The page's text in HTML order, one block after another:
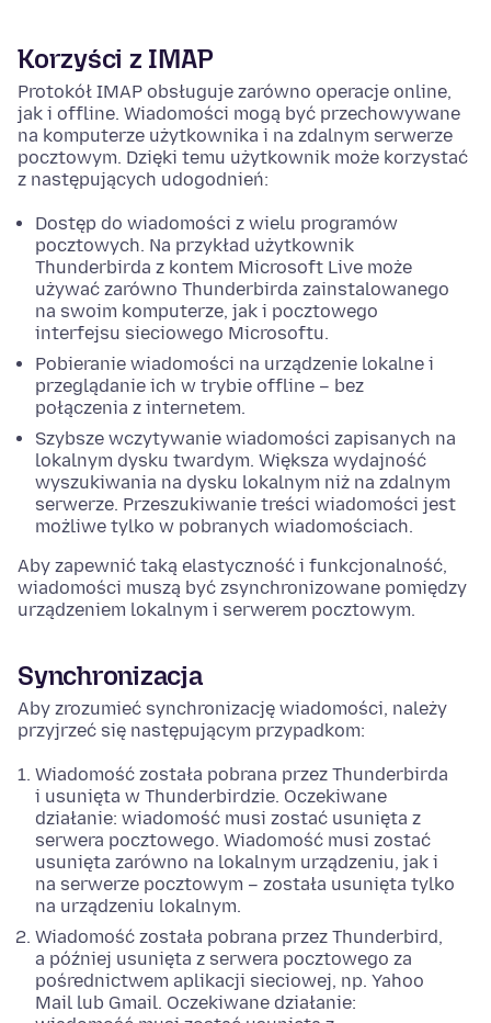
Korzyści z IMAP
Protokół IMAP obsługuje zarówno operacje online,
jak i offline. Wiadomości mogą być przechowywane
na komputerze użytkownika i na zdalnym serwerze
pocztowym. Dzięki temu użytkownik może korzystać
z następujących udogodnień:
Dostęp do wiadomości z wielu programów
pocztowych. Na przykład użytkownik
Thunderbirda z kontem Microsoft Live może
używać zarówno Thunderbirda zainstalowanego
na swoim komputerze, jak i pocztowego
interfejsu sieciowego Microsoftu.
Pobieranie wiadomości na urządzenie lokalne i
przeglądanie ich w trybie offline – bez
połączenia z internetem.
Szybsze wczytywanie wiadomości zapisanych na
lokalnym dysku twardym. Większa wydajność
wyszukiwania na dysku lokalnym niż na zdalnym
serwerze. Przeszukiwanie treści wiadomości jest
możliwe tylko w pobranych wiadomościach.
Aby zapewnić taką elastyczność i funkcjonalność,
wiadomości muszą być zsynchronizowane pomiędzy
urządzeniem lokalnym i serwerem pocztowym.
Synchronizacja
Aby zrozumieć synchronizację wiadomości, należy
przyjrzeć się następującym przypadkom:
Wiadomość została pobrana przez Thunderbirda
i usunięta w Thunderbirdzie. Oczekiwane
działanie: wiadomość musi zostać usunięta z
serwera pocztowego. Wiadomość musi zostać
usunięta zarówno na lokalnym urządzeniu, jak i
na serwerze pocztowym – została usunięta tylko
na urządzeniu lokalnym.
Wiadomość została pobrana przez Thunderbird,
a później usunięta z serwera pocztowego za
pośrednictwem aplikacji sieciowej, np. Yahoo
Mail lub Gmail. Oczekiwane działanie: